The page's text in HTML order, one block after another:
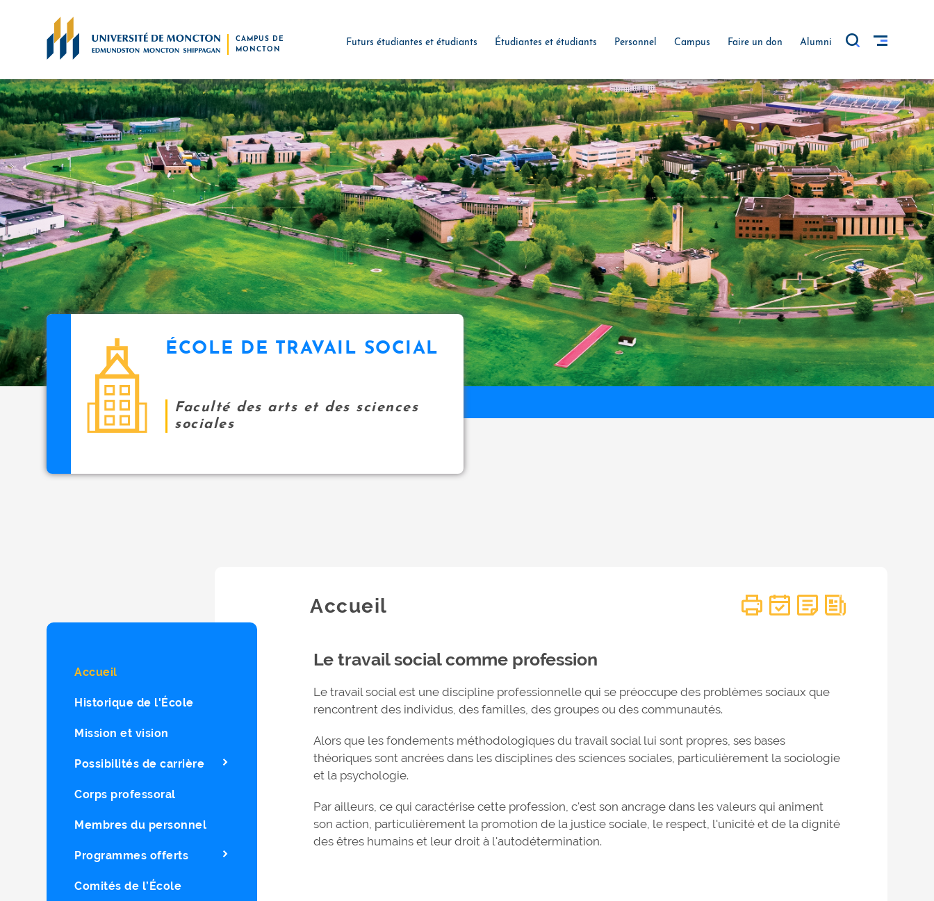
CAMPUS DE
MONCTON
Futurs étudiantes et étudiants Étudiantes et étudiants Personnel Campus Faire un don Alumni
ÉCOLE DE TRAVAIL SOCIAL
Faculté des arts et des sciences
sociales
Accueil
Historique de l'École
Mission et vision
Possibilités de carrière
Corps professoral
Membres du personnel
Programmes offerts
Comités de l’École
Accueil
Le travail social comme profession
Le travail social est une discipline professionnelle qui se préoccupe des problèmes sociaux que
rencontrent des individus, des familles, des groupes ou des communautés.
Alors que les fondements méthodologiques du travail social lui sont propres, ses bases
théoriques sont ancrées dans les disciplines des sciences sociales, particulièrement la sociologie
et la psychologie.
Par ailleurs, ce qui caractérise cette profession, c'est son ancrage dans les valeurs qui animent
son action, particulièrement la promotion de la justice sociale, le respect, l'unicité et de la dignité
des êtres humains et leur droit à l'autodétermination.